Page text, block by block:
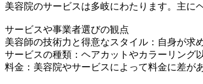
美容院のサービスは多岐にわたります。主に
サービスや事業者選びの観点
美容師の技術力と得意なスタイル：自身が求
サービスの種類：ヘアカットやカラーリング
料金：美容院やサービスによって料金に差が